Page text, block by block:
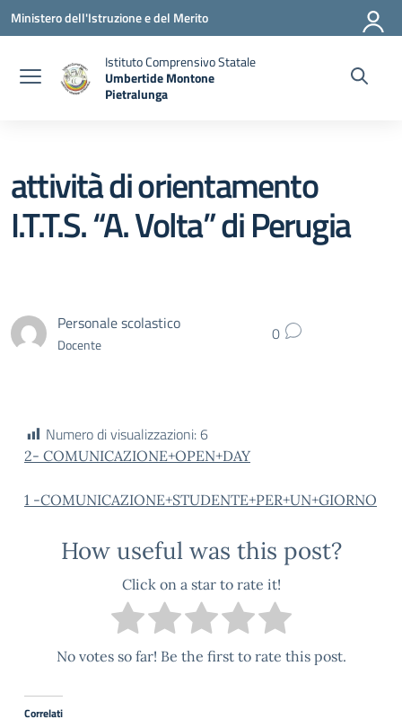
Vai ai contenuti
Vai al menu di navigazione
Vai al footer
Ministero dell'Istruzione e del Merito
Istituto Comprensivo Statale
Umbertide Montone
Pietralunga
attività di orientamento
I.T.T.S. “A. Volta” di Perugia
Personale scolastico
Docente 0
Numero di visualizzazioni:6
2- COMUNICAZIONE+OPEN+DAY
1 -COMUNICAZIONE+STUDENTE+PER+UN+GIORNO
How useful was this post?
Click on a star to rate it!
No votes so far! Be the first to rate this post.
Correlati